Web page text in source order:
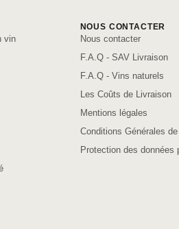
vin
NOUS CONTACTER
Nous contacter
F.A.Q - SAV Livraison
F.A.Q - Vins naturels
Les Coûts de Livraison
Mentions légales
Conditions Générales
Protection des données